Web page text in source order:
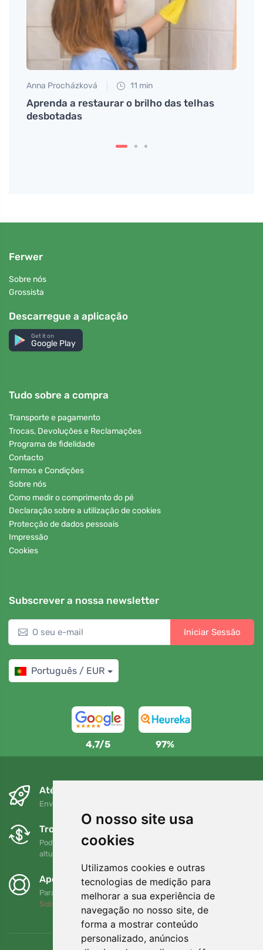
O nosso site usa
cookies
Utilizamos cookies e outras
tecnologias de medição para
melhorar a sua experiência de
navegação no nosso site, de
forma a mostrar conteúdo
personalizado, anúncios
Anna Procházková 11 min
Aprenda a restaurar o brilho das telhas
desbotadas
Ferwer
Sobre nós
Grossista
Descarregue a aplicação
Get it on
Google Play
Tudo sobre a compra
Transporte e pagamento
Trocas, Devoluções e Reclamações
Programa de fidelidade
Contacto
Termos e Condições
Sobre nós
Como medir o comprimento do pé
Declaração sobre a utilização de cookies
Protecção de dados pessoais
Impressão
Cookies
Subscrever a nossa newsletter
Iniciar Sessão
Português / EUR
4,7/5 97%
Até ao dia seguinte e sem custos
Envio gratuito para encomendas superiores a 80 EUR
Trocas e devoluções gratuitas
Pode devolver ou trocar a sua encomenda em qualquer
altura no prazo de 90 dias
Apoiamos a Trees.org
Para cada encomenda plantamos uma árvore! Leia mais
Sobre nós